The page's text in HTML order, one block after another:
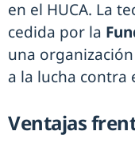
en el HUCA. La
cedida por la
una
a la lucha contra
Ventajas